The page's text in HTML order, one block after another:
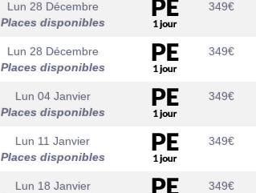
Lun 28 Décembre
Places disponibles
349€
Lun 28 Décembre
Places disponibles
349€
Lun 04 Janvier
Places disponibles
349€
Lun 11 Janvier
Places disponibles
349€
Lun 18 Janvier
349€